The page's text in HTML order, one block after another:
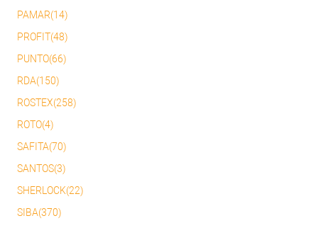
PAMAR(14)
PROFIT(48)
PUNTO(66)
RDA(150)
ROSTEX(258)
ROTO(4)
SAFITA(70)
SANTOS(3)
SHERLOCK(22)
SIBA(370)